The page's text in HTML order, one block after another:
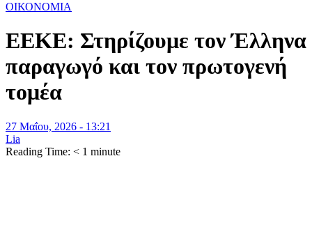
ΟΙΚΟΝΟΜΙΑ
EEKE: Στηρίζουμε τον Έλληνα
παραγωγό και τον πρωτογενή
τομέα
27 Μαΐου, 2026 - 13:21
Lia
Reading Time: < 1 minute